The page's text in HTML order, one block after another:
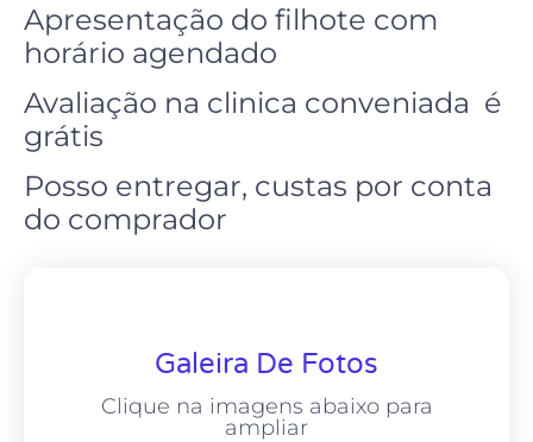
Apresentação do filhote com
horário agendado
Avaliação na clinica conveniada é
grátis
Posso entregar, custas por conta
do comprador
Galeira De Fotos
Clique na imagens abaixo para
ampliar